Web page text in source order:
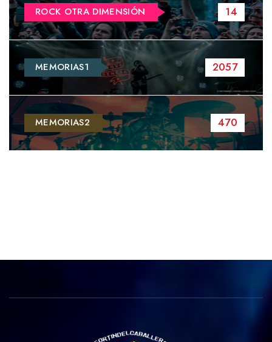
ROCK OTRA DIMENSIÓN 14
MEMORIAS1 2057
MEMORIAS2 470